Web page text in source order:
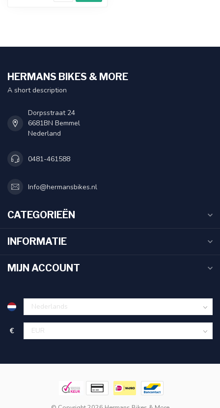
HERMANS BIKES & MORE
A short description
Dorpsstraat 24
6681BN Bemmel
Nederland
0481-461588
Info@hermansbikes.nl
CATEGORIEËN
INFORMATIE
MIJN ACCOUNT
€